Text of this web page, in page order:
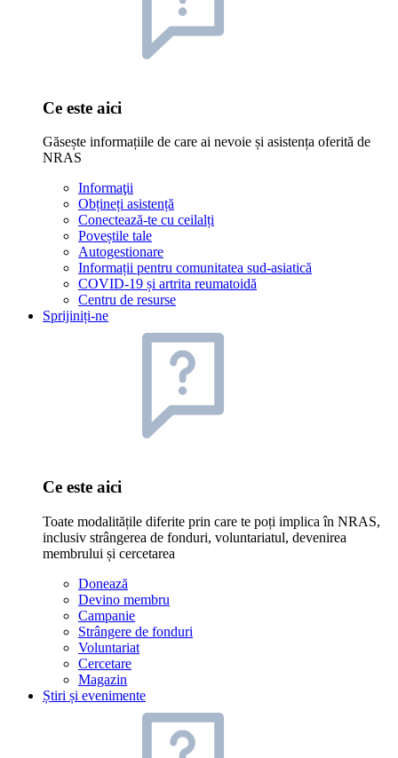
Ce este aici
Găsește informațiile de care ai nevoie și asistența oferită de
NRAS
Informaţii
Obțineți asistență
Conectează-te cu ceilalți
Poveștile tale
Autogestionare
Informații pentru comunitatea sud-asiatică
COVID-19 și artrita reumatoidă
Centru de resurse
Sprijiniți-ne
Ce este aici
Toate modalitățile diferite prin care te poți implica în NRAS,
inclusiv strângerea de fonduri, voluntariatul, devenirea
membrului și cercetarea
Donează
Devino membru
Campanie
Strângere de fonduri
Voluntariat
Cercetare
Magazin
Știri și evenimente